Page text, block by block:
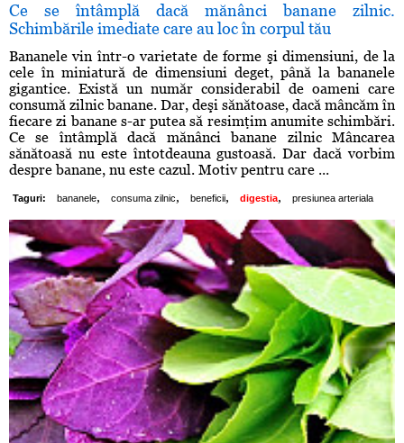
Ce se întâmplă dacă mănânci banane zilnic.
Schimbările imediate care au loc în corpul tău
Bananele vin într-o varietate de forme şi dimensiuni, de la
cele în miniatură de dimensiuni deget, până la bananele
gigantice. Există un număr considerabil de oameni care
consumă zilnic banane. Dar, deşi sănătoase, dacă mâncăm în
fiecare zi banane s-ar putea să resimţim anumite schimbări.
Ce se întâmplă dacă mănânci banane zilnic Mâncarea
sănătoasă nu este întotdeauna gustoasă. Dar dacă vorbim
despre banane, nu este cazul. Motiv pentru care ...
Taguri: bananele, consuma zilnic, beneficii, digestia, presiunea arteriala